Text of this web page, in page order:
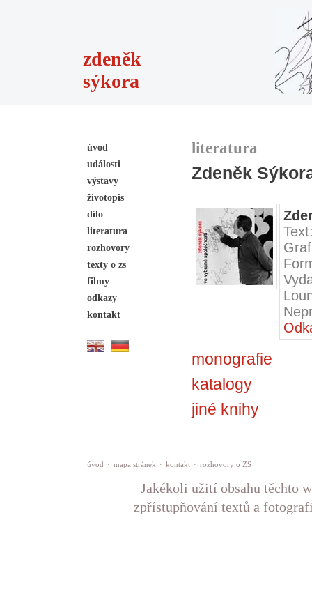
zdeněk
sýkora
úvod
události
výstavy
životopis
dílo
literatura
rozhovory
texty o zs
filmy
odkazy
kontakt
literatura
Zdeněk
monografie
katalogy
jiné knihy
úvod · mapa stránek · kontakt · rozhovory o ZS
Jakékoli užití obsahu těchto
zpřístupňování textů a